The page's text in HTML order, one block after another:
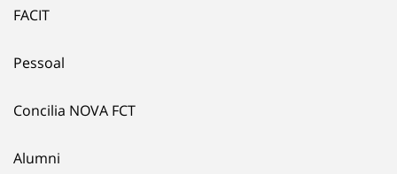
FACIT
Pessoal
Concilia NOVA FCT
Alumni